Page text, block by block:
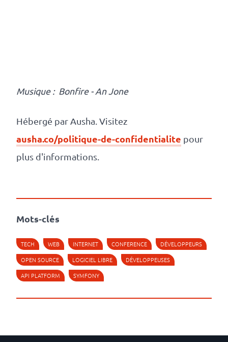
Musique : Bonfire - An Jone
Hébergé par Ausha. Visitez
ausha.co/politique-de-confidentialite pour
plus d'informations.
Mots-clés
TECH WEB INTERNET CONFERENCE
DÉVELOPPEURS
OPEN SOURCE
LOGICIEL LIBRE
DÉVELOPPEUSES
API PLATFORM
SYMFONY